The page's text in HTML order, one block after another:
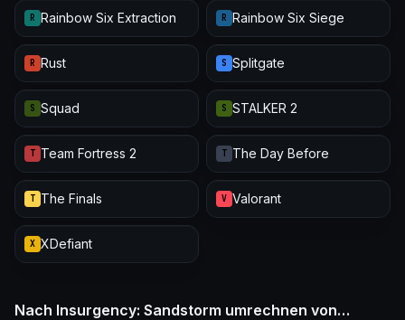
R Rainbow Six Extraction R Rainbow Six Siege
R Rust S Splitgate
S Squad S STALKER 2
T Team Fortress 2 T The Day Before
T The Finals V Valorant
X XDefiant
Nach Insurgency: Sandstorm umrechnen von…